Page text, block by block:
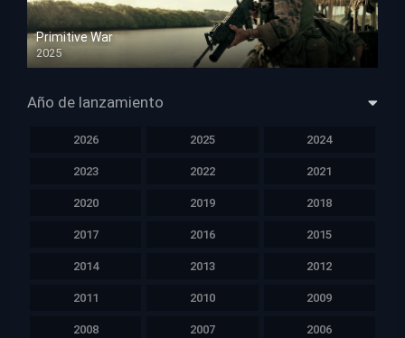
Primitive War
2025
HD 1080p
Año de lanzamiento
2026 2025 2024
2023 2022 2021
2020 2019 2018
2017 2016 2015
2014 2013 2012
2011 2010 2009
2008 2007 2006